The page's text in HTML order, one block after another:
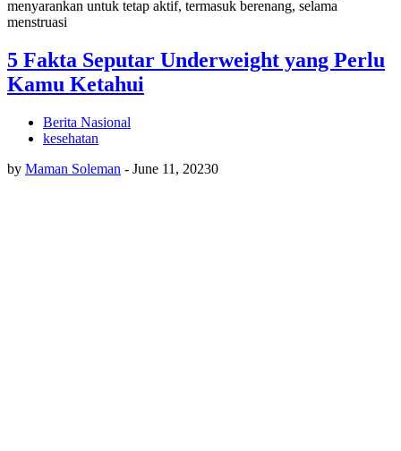
menyarankan untuk tetap aktif, termasuk berenang, selama
menstruasi
5 Fakta Seputar Underweight yang Perlu
Kamu Ketahui
Berita Nasional
kesehatan
by Maman Soleman - June 11, 20230